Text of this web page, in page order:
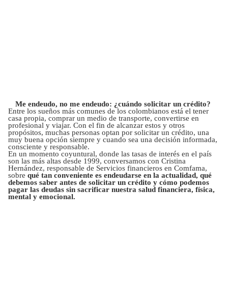
Me endeudo, no me endeudo: ¿cuándo solicitar un crédito?
Entre los sueños más comunes de los colombianos está el tener
casa propia, comprar un medio de transporte, convertirse en
profesional y viajar. Con el fin de alcanzar estos y otros
propósitos, muchas personas optan por solicitar un crédito, una
muy buena opción siempre y cuando sea una decisión informada,
consciente y responsable.
En un momento coyuntural, donde las tasas de interés en el país
son las más altas desde 1999, conversamos con Cristina
Hernández, responsable de Servicios financieros en Comfama,
sobre qué tan conveniente es endeudarse en la actualidad, qué
debemos saber antes de solicitar un crédito y cómo podemos
pagar las deudas sin sacrificar nuestra salud financiera, física,
mental y emocional.